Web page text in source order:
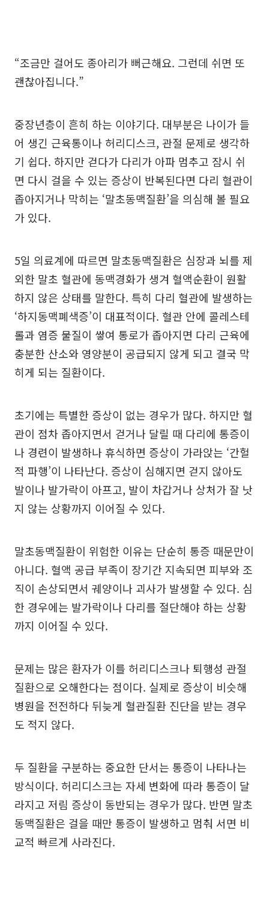
“조금만 걸어도 종아리가 뻐근해요. 그런데 쉬면 또
괜찮아집니다.”
중장년층이 흔히 하는 이야기다. 대부분은 나이가 들
어 생긴 근육통이나 허리디스크, 관절 문제로 생각하
기 쉽다. 하지만 걷다가 다리가 아파 멈추고 잠시 쉬
면 다시 걸을 수 있는 증상이 반복된다면 다리 혈관이
좁아지거나 막히는 ‘말초동맥질환’을 의심해 볼 필요
가 있다.
5일 의료계에 따르면 말초동맥질환은 심장과 뇌를 제
외한 말초 혈관에 동맥경화가 생겨 혈액순환이 원활
하지 않은 상태를 말한다. 특히 다리 혈관에 발생하는
‘하지동맥폐색증’이 대표적이다. 혈관 안에 콜레스테
롤과 염증 물질이 쌓여 통로가 좁아지면 다리 근육에
충분한 산소와 영양분이 공급되지 않게 되고 결국 막
히게 되는 질환이다.
초기에는 특별한 증상이 없는 경우가 많다. 하지만 혈
관이 점차 좁아지면서 걷거나 달릴 때 다리에 통증이
나 경련이 발생하나 휴식하면 증상이 가라앉는 ‘간헐
적 파행’이 나타난다. 증상이 심해지면 걷지 않아도
발이나 발가락이 아프고, 발이 차갑거나 상처가 잘 낫
지 않는 상황까지 이어질 수 있다.
말초동맥질환이 위험한 이유는 단순히 통증 때문만이
아니다. 혈액 공급 부족이 장기간 지속되면 피부와 조
직이 손상되면서 궤양이나 괴사가 발생할 수 있다. 심
한 경우에는 발가락이나 다리를 절단해야 하는 상황
까지 이어질 수 있다.
문제는 많은 환자가 이를 허리디스크나 퇴행성 관절
질환으로 오해한다는 점이다. 실제로 증상이 비슷해
병원을 전전하다 뒤늦게 혈관질환 진단을 받는 경우
도 적지 않다.
두 질환을 구분하는 중요한 단서는 통증이 나타나는
방식이다. 허리디스크는 자세 변화에 따라 통증이 달
라지고 저림 증상이 동반되는 경우가 많다. 반면 말초
동맥질환은 걸을 때만 통증이 발생하고 멈춰 서면 비
교적 빠르게 사라진다.